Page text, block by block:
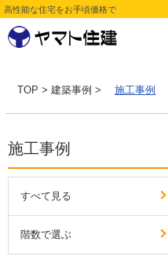
高性能な住宅をお手頃価格で
TOP >建築事例 > 施工事例
施工事例
すべて見る
階数で選ぶ